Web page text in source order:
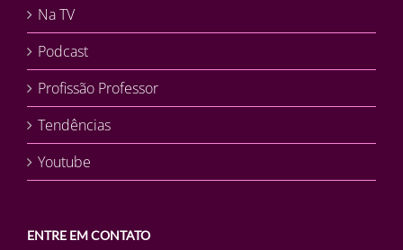
Na TV
Podcast
Profissão Professor
Tendências
Youtube
ENTRE EM CONTATO